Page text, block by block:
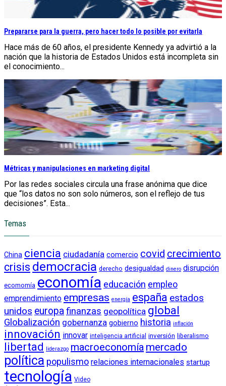
Prepararse para la guerra, pero hacer todo lo posible por evitarla
Hace más de 60 años, el presidente Kennedy ya advirtió a la
nación que la historia de Estados Unidos está incompleta sin
el conocimiento...
Métricas y manipulaciones en marketing digital
Por las redes sociales circula una frase anónima que dice
que “los datos no son solo números, son el reflejo de tus
decisiones”. Esta...
Temas
China ciencia ciudadanía comercio covid crecimiento
crisis democracia derecho desigualdad dinero disrupción
ecomomía economía educación empleo
emprendimiento empresas energía españa estados
unidos europafinanzas geopolítica global
Globalización gobernanza gobierno historia inflación
innovación innovar inteligencia artificial inversión liberalismo
libertad liderazgo macroeconomía mercado
política populismo relaciones internacionales startup
tecnología Video